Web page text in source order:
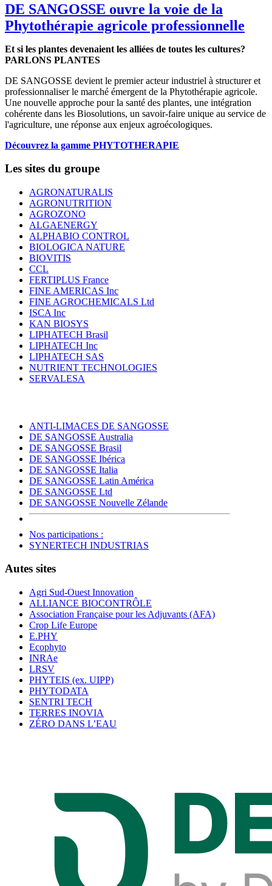
DE SANGOSSE ouvre la voie de la
Phytothérapie agricole professionnelle
Et si les plantes devenaient les alliées de toutes les cultures?
PARLONS PLANTES
DE SANGOSSE devient le premier acteur industriel à structurer et
professionnaliser le marché émergent de la Phytothérapie agricole.
Une nouvelle approche pour la santé des plantes, une intégration
cohérente dans les Biosolutions, un savoir-faire unique au service de
l'agriculture, une réponse aux enjeux agroécologiques.
Découvrez la gamme PHYTOTHERAPIE
Les sites du groupe
AGRONATURALIS
AGRONUTRITION
AGROZONO
ALGAENERGY
ALPHABIO CONTROL
BIOLOGICA NATURE
BIOVITIS
CCL
FERTIPLUS France
FINE AMERICAS Inc
FINE AGROCHEMICALS Ltd
ISCA Inc
KAN BIOSYS
LIPHATECH Brasil
LIPHATECH Inc
LIPHATECH SAS
NUTRIENT TECHNOLOGIES
SERVALESA
ANTI-LIMACES DE SANGOSSE
DE SANGOSSE Australia
DE SANGOSSE Brasil
DE SANGOSSE Ibérica
DE SANGOSSE Italia
DE SANGOSSE Latin América
DE SANGOSSE Ltd
DE SANGOSSE Nouvelle Zélande
Nos participations :
SYNERTECH INDUSTRIAS
Autes sites
Agri Sud-Ouest Innovation
ALLIANCE BIOCONTRÔLE
Association Française pour les Adjuvants (AFA)
Crop Life Europe
E.PHY
Ecophyto
INRAe
LRSV
PHYTEIS (ex. UIPP)
PHYTODATA
SENTRI TECH
TERRES INOVIA
ZÉRO DANS L’EAU